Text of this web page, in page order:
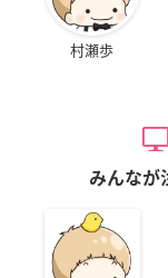
村瀬歩
みんなが